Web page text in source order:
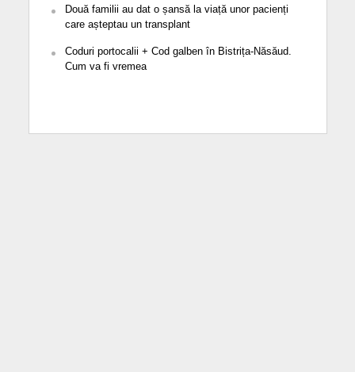
Două familii au dat o șansă la viață unor pacienți
care așteptau un transplant
Coduri portocalii + Cod galben în Bistrița-Năsăud.
Cum va fi vremea